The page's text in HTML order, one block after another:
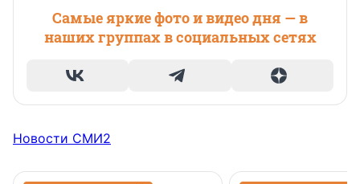
Самые яркие фото и видео дня — в
наших группах в социальных сетях
Новости СМИ2